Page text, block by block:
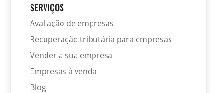
SERVIÇOS
Avaliação de empresas
Recuperação tributária para empresas
Vender a sua empresa
Empresas à venda
Blog